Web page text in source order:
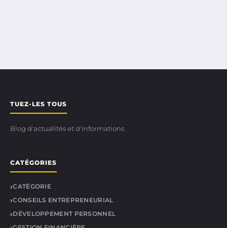
TUEZ-LES TOUS
Blog d'actualités et d'informations
CATÉGORIES
CATÉGORIE
CONSEILS ENTREPRENEURIAL
DÉVELOPPEMENT PERSONNEL